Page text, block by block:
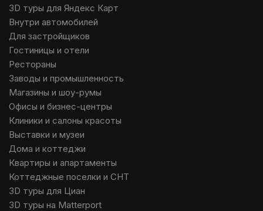
3D туры для Яндекс Карт
Внутри автомобилей
Для застройщиков
Гостиницы и отели
Рестораны
Заводы и промышленность
Магазины и шоу-румы
Офисы и бизнес-центры
Клиники и салоны красоты
Выставки и музеи
Дома и коттеджи
Квартиры и апартаменты
Коттеджные поселки и СНТ
3D туры для Циан
3D туры на Matterport